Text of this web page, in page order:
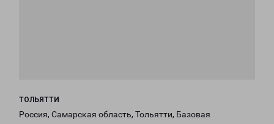
ТОЛЬЯТТИ
Россия, Самарская область, Тольятти, Базовая